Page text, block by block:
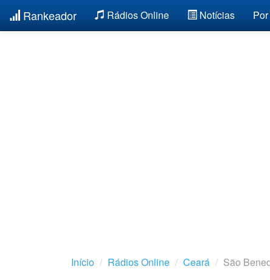
Rankeador Rádios Online Notícias
Início Rádios Online Ceará São